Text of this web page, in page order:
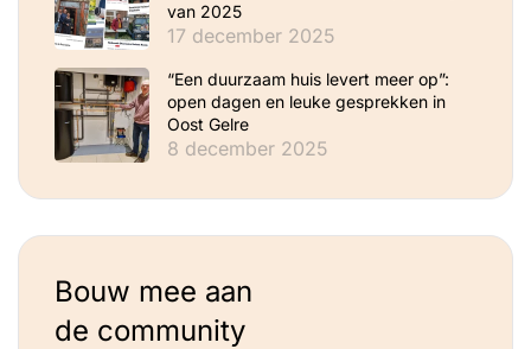
van 2025
17 december 2025
“Een duurzaam huis levert meer op”:
open dagen en leuke gesprekken in
Oost Gelre
8 december 2025
Bouw mee aan
de community